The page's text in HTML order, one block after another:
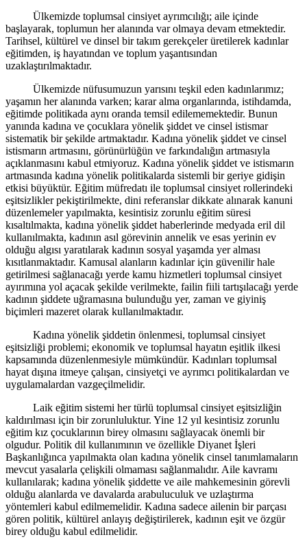
Ülkemizde toplumsal cinsiyet ayrımcılığı; aile içinde
başlayarak, toplumun her alanında var olmaya devam etmektedir.
Tarihsel, kültürel ve dinsel bir takım gerekçeler üretilerek kadınlar
eğitimden, iş hayatından ve toplum yaşantısından
uzaklaştırılmaktadır.
Ülkemizde nüfusumuzun yarısını teşkil eden kadınlarımız;
yaşamın her alanında varken; karar alma organlarında, istihdamda,
eğitimde politikada aynı oranda temsil edilememektedir. Bunun
yanında kadına ve çocuklara yönelik şiddet ve cinsel istismar
sistematik bir şekilde artmaktadır. Kadına yönelik şiddet ve cinsel
istismarın artmasını, görünürlüğün ve farkındalığın artmasıyla
açıklanmasını kabul etmiyoruz. Kadına yönelik şiddet ve istismarın
artmasında kadına yönelik politikalarda sistemli bir geriye gidişin
etkisi büyüktür. Eğitim müfredatı ile toplumsal cinsiyet rollerindeki
eşitsizlikler pekiştirilmekte, dini referanslar dikkate alınarak kanuni
düzenlemeler yapılmakta, kesintisiz zorunlu eğitim süresi
kısaltılmakta, kadına yönelik şiddet haberlerinde medyada eril dil
kullanılmakta, kadının asıl görevinin annelik ve esas yerinin ev
olduğu algısı yaratılarak kadının sosyal yaşamda yer alması
kısıtlanmaktadır. Kamusal alanların kadınlar için güvenilir hale
getirilmesi sağlanacağı yerde kamu hizmetleri toplumsal cinsiyet
ayırımına yol açacak şekilde verilmekte, failin fiili tartışılacağı yerde
kadının şiddete uğramasına bulunduğu yer, zaman ve giyiniş
biçimleri mazeret olarak kullanılmaktadır.
Kadına yönelik şiddetin önlenmesi, toplumsal cinsiyet
eşitsizliği problemi; ekonomik ve toplumsal hayatın eşitlik ilkesi
kapsamında düzenlenmesiyle mümkündür. Kadınları toplumsal
hayat dışına itmeye çalışan, cinsiyetçi ve ayrımcı politikalardan ve
uygulamalardan vazgeçilmelidir.
Laik eğitim sistemi her türlü toplumsal cinsiyet eşitsizliğin
kaldırılması için bir zorunluluktur. Yine 12 yıl kesintisiz zorunlu
eğitim kız çocuklarının birey olmasını sağlayacak önemli bir
olgudur. Politik dil kullanımının ve özellikle Diyanet İşleri
Başkanlığınca yapılmakta olan kadına yönelik cinsel tanımlamaların
mevcut yasalarla çelişkili olmaması sağlanmalıdır. Aile kavramı
kullanılarak; kadına yönelik şiddette ve aile mahkemesinin görevli
olduğu alanlarda ve davalarda arabuluculuk ve uzlaştırma
yöntemleri kabul edilmemelidir. Kadına sadece ailenin bir parçası
gören politik, kültürel anlayış değiştirilerek, kadının eşit ve özgür
birey olduğu kabul edilmelidir.